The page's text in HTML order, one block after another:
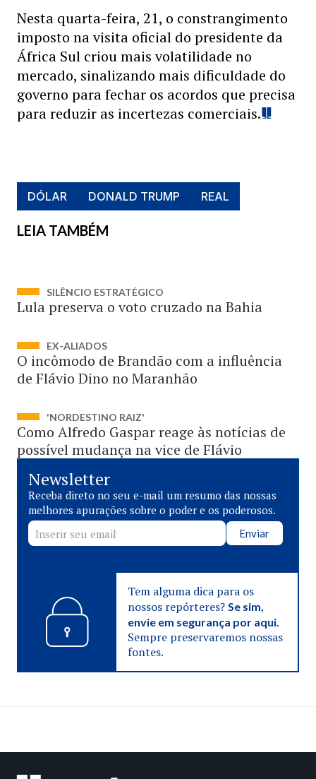
Nesta quarta-feira, 21, o constrangimento
imposto na visita oficial do presidente da
África Sul criou mais volatilidade no
mercado, sinalizando mais dificuldade do
governo para fechar os acordos que precisa
para reduzir as incertezas comerciais.
DÓLAR DONALD TRUMP REAL
LEIA TAMBÉM
SILÊNCIO ESTRATÉGICO
Lula preserva o voto cruzado na Bahia
EX-ALIADOS
O incômodo de Brandão com a influência
de Flávio Dino no Maranhão
'NORDESTINO RAIZ'
Como Alfredo Gaspar reage às notícias de
possível mudança na vice de Flávio
Newsletter
Receba direto no seu e-mail um resumo das nossas
melhores apurações sobre o poder e os poderosos.
Enviar
Tem alguma dica para os
nossos repórteres? Se sim,
envie em segurança por aqui.
Sempre preservaremos nossas
fontes.